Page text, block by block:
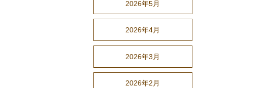
2026年5月
2026年4月
2026年3月
2026年2月